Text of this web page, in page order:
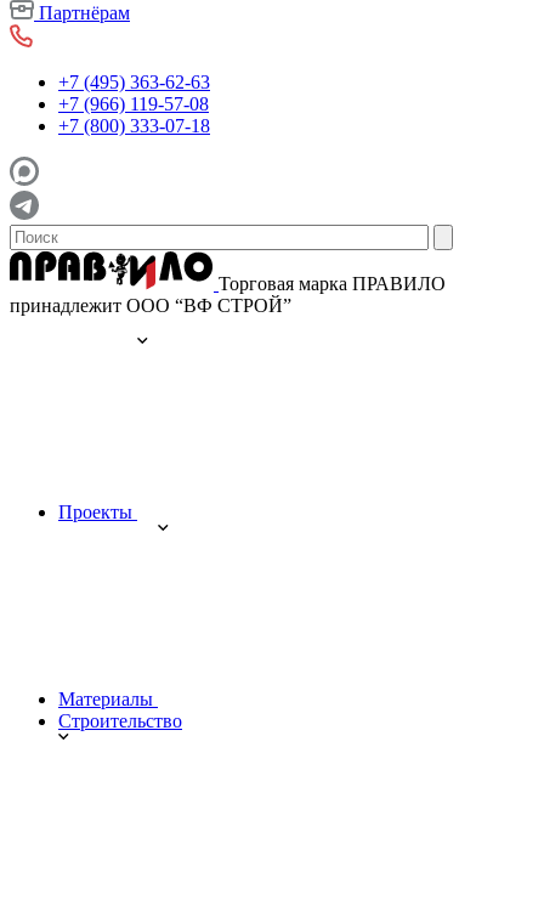
Партнёрам
+7 (495) 363-62-63
+7 (966) 119-57-08
+7 (800) 333-07-18
Торговая марка ПРАВИЛО
принадлежит ООО “ВФ СТРОЙ”
Проекты
Материалы
Строительство